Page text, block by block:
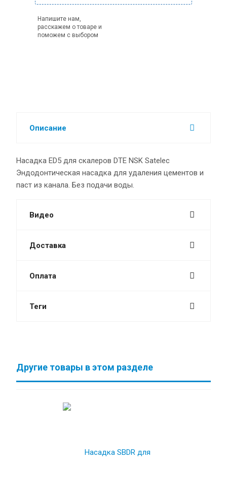
Напишите нам,
расскажем о товаре и
поможем с выбором
Описание
Насадка ЕD5 для скалеров DTE NSK Satelec
Эндодонтическая насадка для удаления цементов и
паст из канала. Без подачи воды.
Видео
Доставка
Оплата
Теги
Другие товары в этом разделе